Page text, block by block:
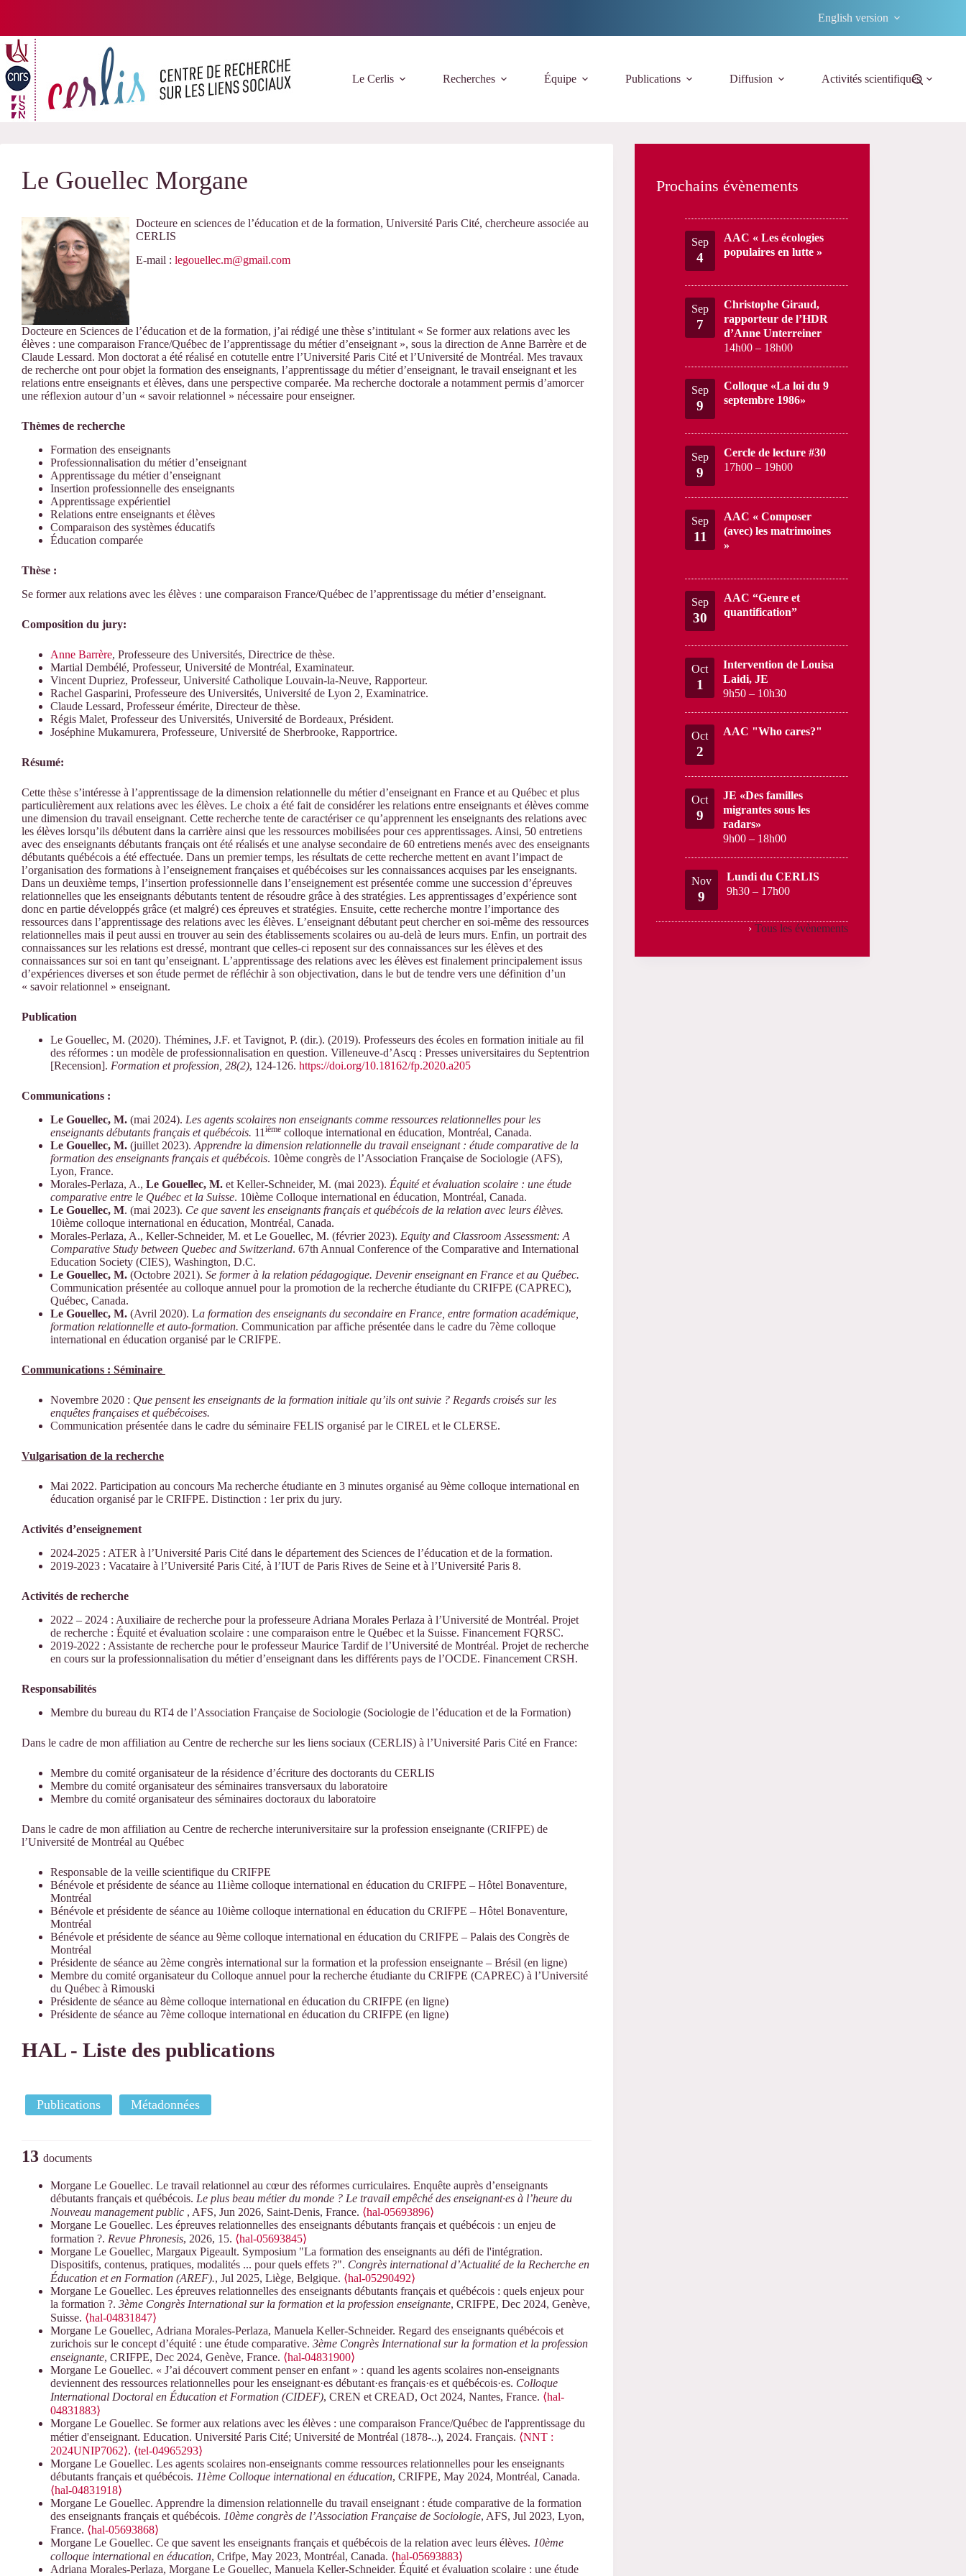
English version
Le Cerlis Recherches Équipe Publications Diffusion Activités scientifiques
Le Gouellec Morgane
Docteure en sciences de l’éducation et de la formation, Université Paris Cité, chercheure associée au
CERLIS
E-mail : legouellec.m@gmail.com
Docteure en Sciences de l’éducation et de la formation, j’ai rédigé une thèse s’intitulant « Se former aux relations avec les
élèves : une comparaison France/Québec de l’apprentissage du métier d’enseignant », sous la direction de Anne Barrère et de
Claude Lessard. Mon doctorat a été réalisé en cotutelle entre l’Université Paris Cité et l’Université de Montréal. Mes travaux
de recherche ont pour objet la formation des enseignants, l’apprentissage du métier d’enseignant, le travail enseignant et les
relations entre enseignants et élèves, dans une perspective comparée. Ma recherche doctorale a notamment permis d’amorcer
une réflexion autour d’un « savoir relationnel » nécessaire pour enseigner.
Thèmes de recherche
Formation des enseignants
Professionnalisation du métier d’enseignant
Apprentissage du métier d’enseignant
Insertion professionnelle des enseignants
Apprentissage expérientiel
Relations entre enseignants et élèves
Comparaison des systèmes éducatifs
Éducation comparée
Thèse :
Se former aux relations avec les élèves : une comparaison France/Québec de l’apprentissage du métier d’enseignant.
Composition du jury:
Anne Barrère, Professeure des Universités, Directrice de thèse.
Martial Dembélé, Professeur, Université de Montréal, Examinateur.
Vincent Dupriez, Professeur, Université Catholique Louvain-la-Neuve, Rapporteur.
Rachel Gasparini, Professeure des Universités, Université de Lyon 2, Examinatrice.
Claude Lessard, Professeur émérite, Directeur de thèse.
Régis Malet, Professeur des Universités, Université de Bordeaux, Président.
Joséphine Mukamurera, Professeure, Université de Sherbrooke, Rapportrice.
Résumé:
Cette thèse s’intéresse à l’apprentissage de la dimension relationnelle du métier d’enseignant en France et au Québec et plus
particulièrement aux relations avec les élèves. Le choix a été fait de considérer les relations entre enseignants et élèves comme
une dimension du travail enseignant. Cette recherche tente de caractériser ce qu’apprennent les enseignants des relations avec
les élèves lorsqu’ils débutent dans la carrière ainsi que les ressources mobilisées pour ces apprentissages. Ainsi, 50 entretiens
avec des enseignants débutants français ont été réalisés et une analyse secondaire de 60 entretiens menés avec des enseignants
débutants québécois a été effectuée. Dans un premier temps, les résultats de cette recherche mettent en avant l’impact de
l’organisation des formations à l’enseignement françaises et québécoises sur les connaissances acquises par les enseignants.
Dans un deuxième temps, l’insertion professionnelle dans l’enseignement est présentée comme une succession d’épreuves
relationnelles que les enseignants débutants tentent de résoudre grâce à des stratégies. Les apprentissages d’expérience sont
donc en partie développés grâce (et malgré) ces épreuves et stratégies. Ensuite, cette recherche montre l’importance des
ressources dans l’apprentissage des relations avec les élèves. L’enseignant débutant peut chercher en soi-même des ressources
relationnelles mais il peut aussi en trouver au sein des établissements scolaires ou au-delà de leurs murs. Enfin, un portrait des
connaissances sur les relations est dressé, montrant que celles-ci reposent sur des connaissances sur les élèves et des
connaissances sur soi en tant qu’enseignant. L’apprentissage des relations avec les élèves est finalement principalement issus
d’expériences diverses et son étude permet de réfléchir à son objectivation, dans le but de tendre vers une définition d’un
« savoir relationnel » enseignant.
Publication
Le Gouellec, M. (2020). Thémines, J.F. et Tavignot, P. (dir.). (2019). Professeurs des écoles en formation initiale au fil
des réformes : un modèle de professionnalisation en question. Villeneuve-d’Ascq : Presses universitaires du Septentrion
[Recension]. Formation et profession, 28(2), 124-126. https://doi.org/10.18162/fp.2020.a205
Communications :
Le Gouellec, M. (mai 2024). Les agents scolaires non enseignants comme ressources relationnelles pour les
enseignants débutants français et québécois. 11 ième colloque international en éducation, Montréal, Canada.
Le Gouellec, M. (juillet 2023). Apprendre la dimension relationnelle du travail enseignant : étude comparative de la
formation des enseignants français et québécois. 10ème congrès de l’Association Française de Sociologie (AFS),
Lyon, France.
Morales-Perlaza, A., Le Gouellec, M. et Keller-Schneider, M. (mai 2023). Équité et évaluation scolaire : une étude
comparative entre le Québec et la Suisse. 10ième Colloque international en éducation, Montréal, Canada.
Le Gouellec, M. (mai 2023). Ce que savent les enseignants français et québécois de la relation avec leurs élèves.
10ième colloque international en éducation, Montréal, Canada.
Morales-Perlaza, A., Keller-Schneider, M. et Le Gouellec, M. (février 2023). Equity and Classroom Assessment: A
Comparative Study between Quebec and Switzerland. 67th Annual Conference of the Comparative and International
Education Society (CIES), Washington, D.C.
Le Gouellec, M. (Octobre 2021). Se former à la relation pédagogique. Devenir enseignant en France et au Québec.
Communication présentée au colloque annuel pour la promotion de la recherche étudiante du CRIFPE (CAPREC),
Québec, Canada.
Le Gouellec, M. (Avril 2020). La formation des enseignants du secondaire en France, entre formation académique,
formation relationnelle et auto-formation. Communication par affiche présentée dans le cadre du 7ème colloque
international en éducation organisé par le CRIFPE.
Communications : Séminaire
Novembre 2020 : Que pensent les enseignants de la formation initiale qu’ils ont suivie ? Regards croisés sur les
enquêtes françaises et québécoises.
Communication présentée dans le cadre du séminaire FELIS organisé par le CIREL et le CLERSE.
Vulgarisation de la recherche
Mai 2022. Participation au concours Ma recherche étudiante en 3 minutes organisé au 9ème colloque international en
éducation organisé par le CRIFPE. Distinction : 1er prix du jury.
Activités d’enseignement
2024-2025 : ATER à l’Université Paris Cité dans le département des Sciences de l’éducation et de la formation.
2019-2023 : Vacataire à l’Université Paris Cité, à l’IUT de Paris Rives de Seine et à l’Université Paris 8.
Activités de recherche
2022 – 2024 : Auxiliaire de recherche pour la professeure Adriana Morales Perlaza à l’Université de Montréal. Projet
de recherche : Équité et évaluation scolaire : une comparaison entre le Québec et la Suisse. Financement FQRSC.
2019-2022 : Assistante de recherche pour le professeur Maurice Tardif de l’Université de Montréal. Projet de recherche
en cours sur la professionnalisation du métier d’enseignant dans les différents pays de l’OCDE. Financement CRSH.
Responsabilités
Membre du bureau du RT4 de l’Association Française de Sociologie (Sociologie de l’éducation et de la Formation)
Dans le cadre de mon affiliation au Centre de recherche sur les liens sociaux (CERLIS) à l’Université Paris Cité en France:
Membre du comité organisateur de la résidence d’écriture des doctorants du CERLIS
Membre du comité organisateur des séminaires transversaux du laboratoire
Membre du comité organisateur des séminaires doctoraux du laboratoire
Dans le cadre de mon affiliation au Centre de recherche interuniversitaire sur la profession enseignante (CRIFPE) de
l’Université de Montréal au Québec
Responsable de la veille scientifique du CRIFPE
Bénévole et présidente de séance au 11ième colloque international en éducation du CRIFPE – Hôtel Bonaventure,
Montréal
Bénévole et présidente de séance au 10ième colloque international en éducation du CRIFPE – Hôtel Bonaventure,
Montréal
Bénévole et présidente de séance au 9ème colloque international en éducation du CRIFPE – Palais des Congrès de
Montréal
Présidente de séance au 2ème congrès international sur la formation et la profession enseignante – Brésil (en ligne)
Membre du comité organisateur du Colloque annuel pour la recherche étudiante du CRIFPE (CAPREC) à l’Université
du Québec à Rimouski
Présidente de séance au 8ème colloque international en éducation du CRIFPE (en ligne)
Présidente de séance au 7ème colloque international en éducation du CRIFPE (en ligne)
HAL - Liste des publications
Publications Métadonnées
13 documents
Morgane Le Gouellec. Le travail relationnel au cœur des réformes curriculaires. Enquête auprès d’enseignants
débutants français et québécois. Le plus beau métier du monde ? Le travail empêché des enseignant·es à l’heure du
Nouveau management public , AFS, Jun 2026, Saint-Denis, France. ⟨hal-05693896⟩
Morgane Le Gouellec. Les épreuves relationnelles des enseignants débutants français et québécois : un enjeu de
formation ?. Revue Phronesis, 2026, 15. ⟨hal-05693845⟩
Morgane Le Gouellec, Margaux Pigeault. Symposium "La formation des enseignants au défi de l'intégration.
Dispositifs, contenus, pratiques, modalités ... pour quels effets ?". Congrès international d’Actualité de la Recherche en
Éducation et en Formation (AREF)., Jul 2025, Liège, Belgique. ⟨hal-05290492⟩
Morgane Le Gouellec. Les épreuves relationnelles des enseignants débutants français et québécois : quels enjeux pour
la formation ?. 3ème Congrès International sur la formation et la profession enseignante, CRIFPE, Dec 2024, Genève,
Suisse. ⟨hal-04831847⟩
Morgane Le Gouellec, Adriana Morales-Perlaza, Manuela Keller-Schneider. Regard des enseignants québécois et
zurichois sur le concept d’équité : une étude comparative. 3ème Congrès International sur la formation et la profession
enseignante, CRIFPE, Dec 2024, Genève, France. ⟨hal-04831900⟩
Morgane Le Gouellec. « J’ai découvert comment penser en enfant » : quand les agents scolaires non-enseignants
deviennent des ressources relationnelles pour les enseignant·es débutant·es français·es et québécois·es. Colloque
International Doctoral en Éducation et Formation (CIDEF), CREN et CREAD, Oct 2024, Nantes, France. ⟨hal-
04831883⟩
Morgane Le Gouellec. Se former aux relations avec les élèves : une comparaison France/Québec de l'apprentissage du
métier d'enseignant. Education. Université Paris Cité; Université de Montréal (1878-..), 2024. Français. ⟨NNT :
2024UNIP7062⟩. ⟨tel-04965293⟩
Morgane Le Gouellec. Les agents scolaires non-enseignants comme ressources relationnelles pour les enseignants
débutants français et québécois. 11ème Colloque international en éducation, CRIFPE, May 2024, Montréal, Canada.
⟨hal-04831918⟩
Morgane Le Gouellec. Apprendre la dimension relationnelle du travail enseignant : étude comparative de la formation
des enseignants français et québécois. 10ème congrès de l’Association Française de Sociologie, AFS, Jul 2023, Lyon,
France. ⟨hal-05693868⟩
Morgane Le Gouellec. Ce que savent les enseignants français et québécois de la relation avec leurs élèves. 10ème
colloque international en éducation, Crifpe, May 2023, Montréal, Canada. ⟨hal-05693883⟩
Adriana Morales-Perlaza, Morgane Le Gouellec, Manuela Keller-Schneider. Équité et évaluation scolaire : une étude
Prochains évènements
Sep
4
AAC « Les écologies
populaires en lutte »
Sep
7
Christophe Giraud,
rapporteur de l’HDR
d’Anne Unterreiner
14h00 – 18h00
Sep
9
Colloque «La loi du 9
septembre 1986»
Sep
9
Cercle de lecture #30
17h00 – 19h00
Sep
11
AAC « Composer
(avec) les matrimoines
»
Sep
30
AAC “Genre et
quantification”
Oct
1
Intervention de Louisa
Laidi, JE
9h50 – 10h30
Oct
2
AAC "Who cares?"
Oct
9
JE «Des familles
migrantes sous les
radars»
9h00 – 18h00
Nov
9
Lundi du CERLIS
9h30 – 17h00
› Tous les évènements